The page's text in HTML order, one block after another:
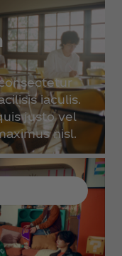
iaculis.
justo vel
nisl.